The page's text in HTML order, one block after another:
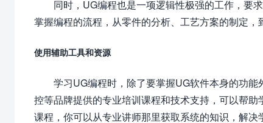
同时，UG编程也是一项逻辑性极强的工作，要
掌握编程的流程，从零件的分析、工艺方案的制定，
使用辅助工具和资源
学习UG编程时，除了要掌握UG软件本身的功
控等品牌提供的专业培训课程和技术支持，可以帮
课程，你可以从专业讲师那里获取系统的知识，解决